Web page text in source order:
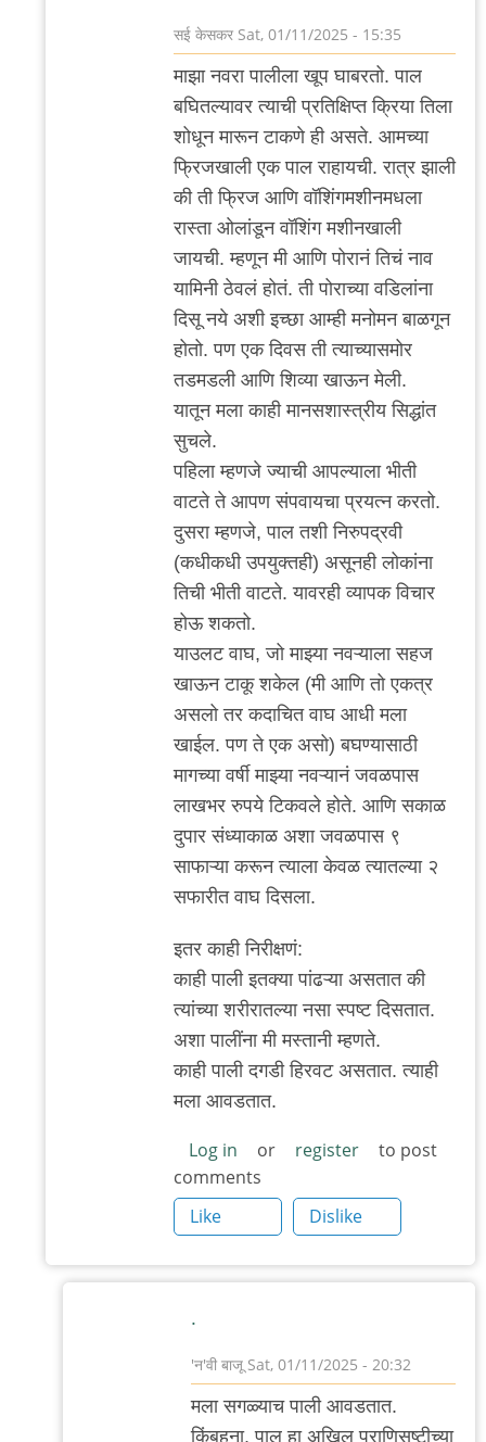
आले…
by
चिमणराव
सई केसकर Sat, 01/11/2025 - 15:35
reply
to
ही
घ्या!
बाजू
माझा नवरा पालीला खूप घाबरतो. पाल
बघितल्यावर त्याची प्रतिक्षिप्त क्रिया तिला
शोधून मारून टाकणे ही असते. आमच्या
फ्रिजखाली एक पाल राहायची. रात्र झाली
की ती फ्रिज आणि वॉशिंगमशीनमधला
रास्ता ओलांडून वॉशिंग मशीनखाली
जायची. म्हणून मी आणि पोरानं तिचं नाव
यामिनी ठेवलं होतं. ती पोराच्या वडिलांना
दिसू नये अशी इच्छा आम्ही मनोमन बाळगून
होतो. पण एक दिवस ती त्याच्यासमोर
तडमडली आणि शिव्या खाऊन मेली.
यातून मला काही मानसशास्त्रीय सिद्धांत
सुचले.
पहिला म्हणजे ज्याची आपल्याला भीती
वाटते ते आपण संपवायचा प्रयत्न करतो.
दुसरा म्हणजे, पाल तशी निरुपद्रवी
(कधीकधी उपयुक्तही) असूनही लोकांना
तिची भीती वाटते. यावरही व्यापक विचार
होऊ शकतो.
याउलट वाघ, जो माझ्या नवऱ्याला सहज
खाऊन टाकू शकेल (मी आणि तो एकत्र
असलो तर कदाचित वाघ आधी मला
खाईल. पण ते एक असो) बघण्यासाठी
मागच्या वर्षी माझ्या नवऱ्यानं जवळपास
लाखभर रुपये टिकवले होते. आणि सकाळ
दुपार संध्याकाळ अशा जवळपास ९
साफाऱ्या करून त्याला केवळ त्यातल्या २
सफारीत वाघ दिसला.
इतर काही निरीक्षणं:
काही पाली इतक्या पांढऱ्या असतात की
त्यांच्या शरीरातल्या नसा स्पष्ट दिसतात.
अशा पालींना मी मस्तानी म्हणते.
काही पाली दगडी हिरवट असतात. त्याही
मला आवडतात.
Log in or register
to post
comments
Like
Dislike
.
'न'वी बाजूSat, 01/11/2025 - 20:32
In
reply
मला सगळ्याच पाली आवडतात.
किंबहुना, पाल हा अखिल प्राणिसृष्टीच्या